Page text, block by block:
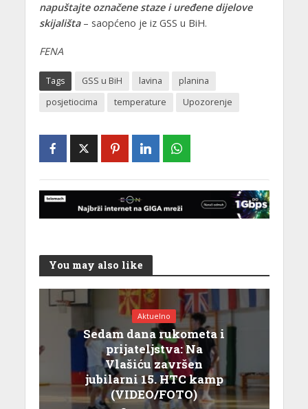
napuštajte označene staze i uređene dijelove
skijališta– saopćeno je iz GSS u BiH.
FENA
Tags GSS u BiH lavina
planina
posjetiocima
temperature Upozorenje
You may also like
Aktuelno
Sedam dana rukometa i
prijateljstva: Na
Vlašiću završen
jubilarni 15. HTC kamp
(VIDEO/FOTO)